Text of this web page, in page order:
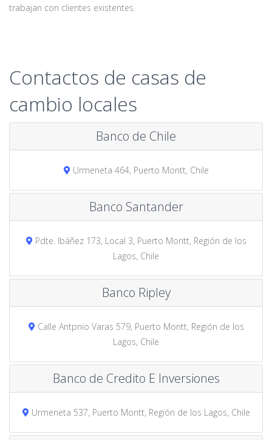
trabajan con clientes existentes.
Contactos de casas de
cambio locales
Banco de Chile
Urmeneta 464, Puerto Montt, Chile
Banco Santander
Pdte. Ibáñez 173, Local 3, Puerto Montt, Región de los
Lagos, Chile
Banco Ripley
Calle Antpnio Varas 579, Puerto Montt, Región de los
Lagos, Chile
Banco de Credito E Inversiones
Urmeneta 537, Puerto Montt, Región de los Lagos, Chile